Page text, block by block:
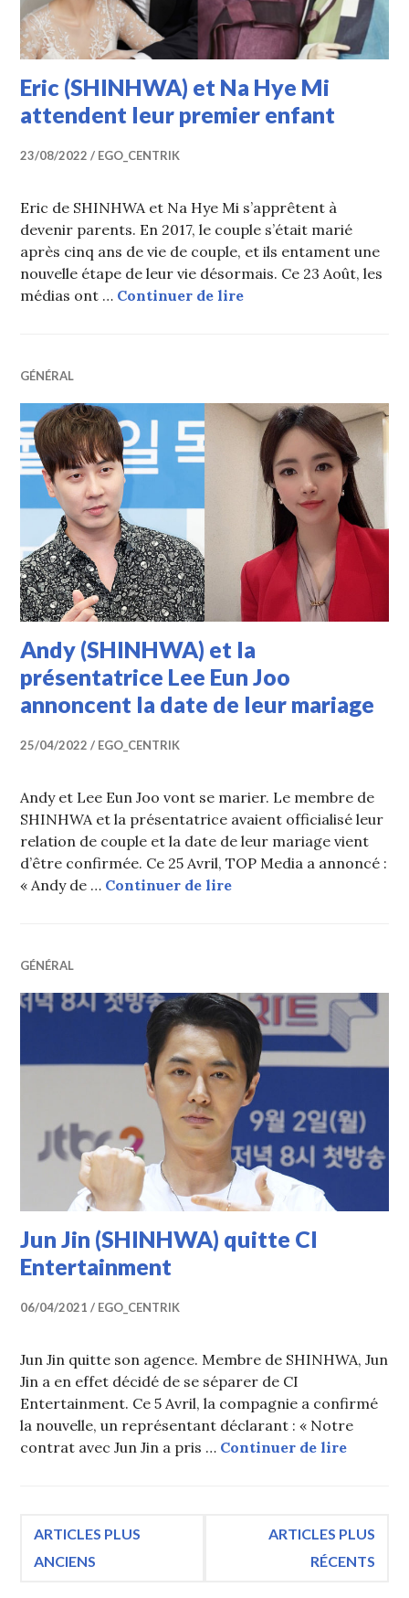
Eric (SHINHWA) et Na Hye Mi
attendent leur premier enfant
23/08/2022 EGO_CENTRIK
Eric de SHINHWA et Na Hye Mi s’apprêtent à
devenir parents. En 2017, le couple s’était marié
après cinq ans de vie de couple, et ils entament une
nouvelle étape de leur vie désormais. Ce 23 Août, les
médias ont … Continuer de lireEric (SHINHWA) et
GÉNÉRAL
Andy (SHINHWA) et la
présentatrice Lee Eun Joo
annoncent la date de leur mariage
25/04/2022 EGO_CENTRIK
Andy et Lee Eun Joo vont se marier. Le membre de
SHINHWA et la présentatrice avaient officialisé leur
relation de couple et la date de leur mariage vient
d’être confirmée. Ce 25 Avril, TOP Media a annoncé :
« Andy de … Continuer de lireAndy (SHINHWA) et la
GÉNÉRAL
Jun Jin (SHINHWA) quitte CI
Entertainment
06/04/2021 EGO_CENTRIK
Jun Jin quitte son agence. Membre de SHINHWA, Jun
Jin a en effet décidé de se séparer de CI
Entertainment. Ce 5 Avril, la compagnie a confirmé
la nouvelle, un représentant déclarant : « Notre
contrat avec Jun Jin a pris … Continuer de lireJun Jin
Navigation
ARTICLES PLUS
ANCIENS
ARTICLES PLUS
RÉCENTS